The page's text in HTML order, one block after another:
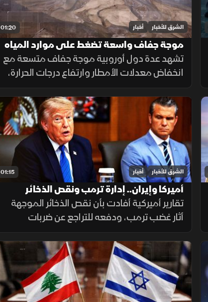
01:20 الشرق للأخبار أخبار
موجة جفاف واسعة تضغط على موارد المياه
في أوروبا
تشهد عدة دول أوروبية موجة جفاف متسعة مع
انخفاض معدلات الأمطار وارتفاع درجات الحرارة،
ما أدى إلى تراجع مستويات الأنهار والخزانات
وزيادة الضغوط على الموارد المائية.
01:15 الشرق للأخبار أخبار
أميركا وإيران.. إدارة ترمب ونقص الذخائر
تقارير أميركية أفادت بأن نقص الذخائر الموجهة
أثار غضب ترمب، ودفعه للتراجع عن ضربات
واسعة ضد إيران. وزير الحرب حمل بايدن ثم نائبه
مسؤولية الأزمة، فيما نفى البيت الأبيض صحة
التقارير.